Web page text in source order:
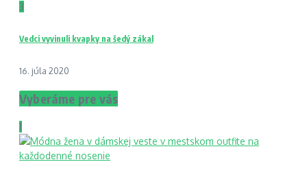
3
Vedci vyvinuli kvapky na šedý zákal
16. júla 2020
Vyberáme pre vás
1